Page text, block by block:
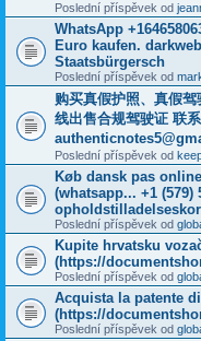
Poslední příspěvek od
WhatsApp
Euro kaufen.
Staatsbürgersch
Poslední příspěvek od
购买真假护照、真假
线出售合规驾驶证 联
Poslední příspěvek od
Køb dansk pas
(whatsapp... +1 (579)
Poslední příspěvek od
Kupite hrvatsku
(https://
Poslední příspěvek od
Acquista la patente
(https://
Poslední příspěvek od